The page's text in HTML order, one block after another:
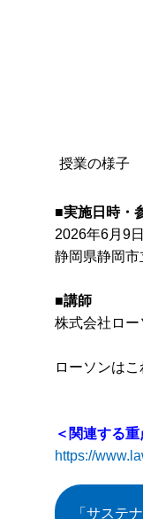
授業の様子
■実施日時・
2026年6月9
静岡県静岡
■講師
株式会社ロ
ローソンは
＜関連する重
https://
「サステ